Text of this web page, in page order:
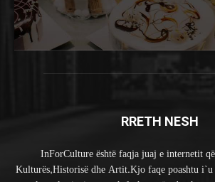
RRETH NESH
InForCulture është faqja juaj e internetit
Kulturës,Historisë dhe Artit.Kjo faqe poashtu